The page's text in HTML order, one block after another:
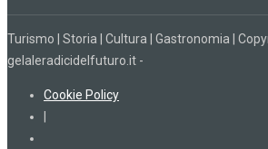
Turismo | Storia | Cultura | Gastronomia |
gelaleradicidelfuturo.it -
Cookie Policy